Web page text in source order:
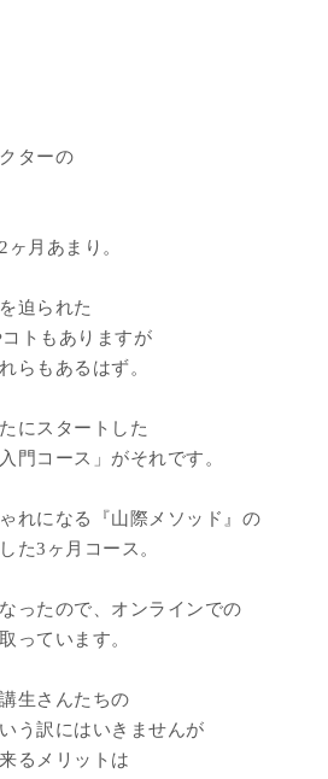
ターの
月あまり。
迫られた
トもありますが
らもあるはず。
にスタートした
門コース」がそれです。
れになる『山際メソッド』の
た3ヶ月コース。
ったので、オンラインでの
っています。
生さんたちの
う訳にはいきませんが
るメリットは